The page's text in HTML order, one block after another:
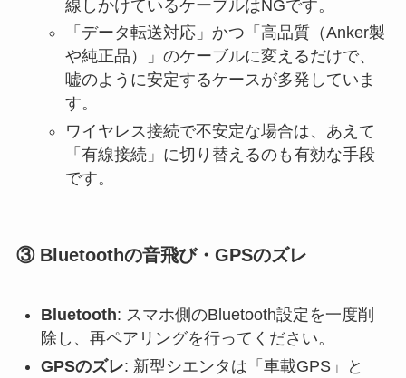
線しかけているケーブルはNGです。
「データ転送対応」かつ「高品質（Anker製
や純正品）」のケーブルに変えるだけで、
嘘のように安定するケースが多発していま
す。
ワイヤレス接続で不安定な場合は、あえて
「有線接続」に切り替えるのも有効な手段
です。
③ Bluetoothの音飛び・GPSのズレ
Bluetooth: スマホ側のBluetooth設定を一度削
除し、再ペアリングを行ってください。
GPSのズレ: 新型シエンタは「車載GPS」と